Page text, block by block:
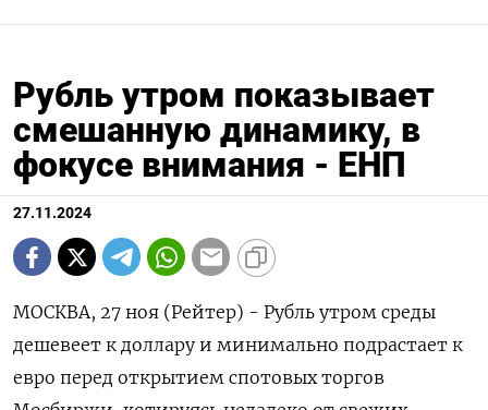
Рубль утром показывает
смешанную динамику, в
фокусе внимания - ЕНП
27.11.2024
МОСКВА, 27 ноя (Рейтер) - Рубль утром среды
дешевеет к доллару и минимально подрастает к
евро перед открытием спотовых торгов